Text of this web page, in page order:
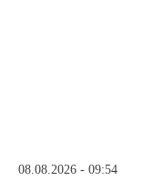
08.08.2026 - 09:54